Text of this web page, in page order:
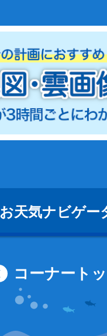
お天気ナビゲー
コーナート